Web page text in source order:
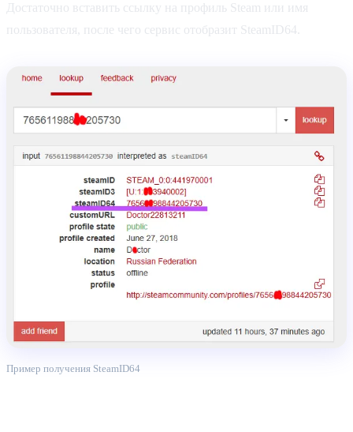
Достаточно вставить ссылку на профиль Steam или имя
пользователя, после чего сервис отобразит SteamID64.
Пример получения SteamID64